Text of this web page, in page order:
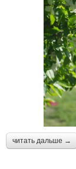
читать дальше →